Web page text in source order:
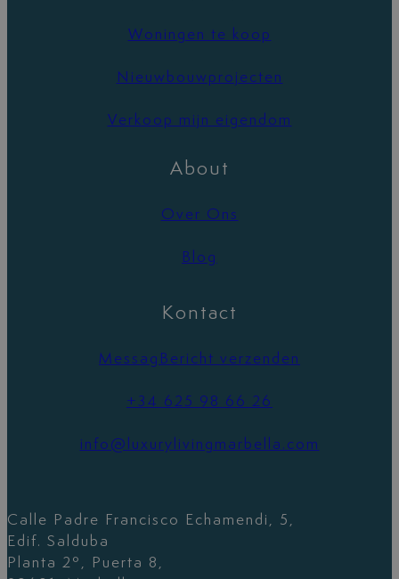
Woningen te koop
Nieuwbouwprojecten
Verkoop mijn eigendom
About
Over Ons
Blog
Kontact
MessagBericht verzenden
+34 625 98 66 26
info@luxurylivingmarbella.com
Calle Padre Francisco Echamendi, 5,
Edif. Salduba
Planta 2º, Puerta 8,